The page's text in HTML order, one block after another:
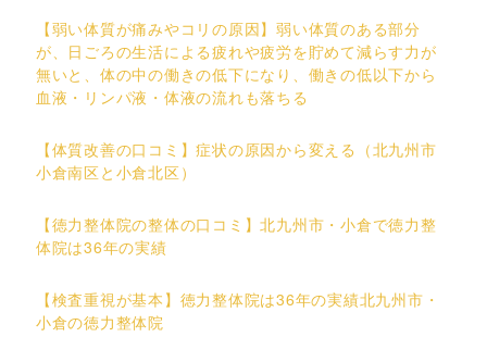
【弱い体質が痛みやコリの原因】弱い体質のある部分
が、日ごろの生活による疲れや疲労を貯めて減らす力が
無いと、体の中の働きの低下になり、働きの低以下から
血液・リンパ液・体液の流れも落ちる
【体質改善の口コミ】症状の原因から変える（北九州市
小倉南区と小倉北区）
【徳力整体院の整体の口コミ】北九州市・小倉で徳力整
体院は36年の実績
【検査重視が基本】徳力整体院は36年の実績北九州市・
小倉の徳力整体院